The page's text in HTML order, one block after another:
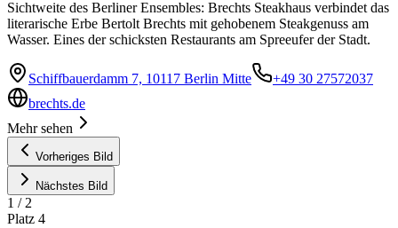
Sichtweite des Berliner Ensembles: Brechts Steakhaus verbindet das
literarische Erbe Bertolt Brechts mit gehobenem Steakgenuss am
Wasser. Eines der schicksten Restaurants am Spreeufer der Stadt.
Schiffbauerdamm 7, 10117 Berlin Mitte
+49 30 27572037
brechts.de
Mehr sehen
Vorheriges Bild
Nächstes Bild
1 / 2
Platz 4